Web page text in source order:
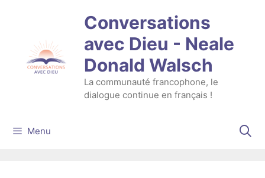
Conversations
avec Dieu - Neale
Donald Walsch
La communauté francophone, le
dialogue continue en français !
Menu